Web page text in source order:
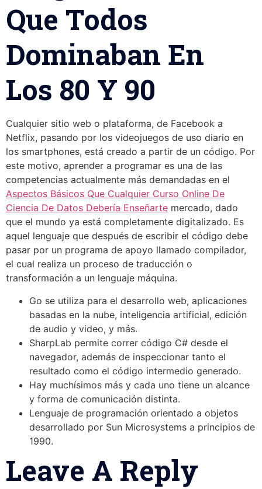
Que Todos
Dominaban En
Los 80 Y 90
Cualquier sitio web o plataforma, de Facebook a
Netflix, pasando por los videojuegos de uso diario en
los smartphones, está creado a partir de un código. Por
este motivo, aprender a programar es una de las
competencias actualmente más demandadas en el
Aspectos Básicos Que Cualquier Curso Online De
Ciencia De Datos Debería Enseñarte mercado, dado
que el mundo ya está completamente digitalizado. Es
aquel lenguaje que después de escribir el código debe
pasar por un programa de apoyo llamado compilador,
el cual realiza un proceso de traducción o
transformación a un lenguaje máquina.
Go se utiliza para el desarrollo web, aplicaciones
basadas en la nube, inteligencia artificial, edición
de audio y video, y más.
SharpLab permite correr código C# desde el
navegador, además de inspeccionar tanto el
resultado como el código intermedio generado.
Hay muchísimos más y cada uno tiene un alcance
y forma de comunicación distinta.
Lenguaje de programación orientado a objetos
desarrollado por Sun Microsystems a principios de
1990.
Leave A Reply